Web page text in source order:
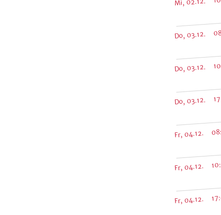
Do, 03.12.
Do, 03.12.
Do, 03.12.
Fr, 04.12.
Fr, 04.12.
Fr, 04.12.